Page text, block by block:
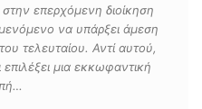
επερχόμενη διοίκηση
να υπάρξει άμεση
τελευταίου. Αντί αυτού,
μια εκκωφαντική